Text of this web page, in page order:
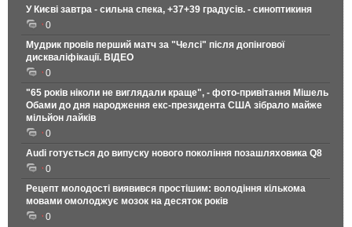
У Києві завтра - сильна спека, +37+39 градусів. - синоптикиня
0
Мудрик провів перший матч за "Челсі" після допінгової
дискваліфікації. ВІДЕО
0
"65 років ніколи не виглядали краще", - фото-привітання Мішель
Обами до дня народження екс-президента США зібрало майже
мільйон лайків
0
Audi готується до випуску нового покоління позашляховика Q8
0
Рецепт молодості виявився простішим: володіння кількома
мовами омолоджує мозок на десяток років
0